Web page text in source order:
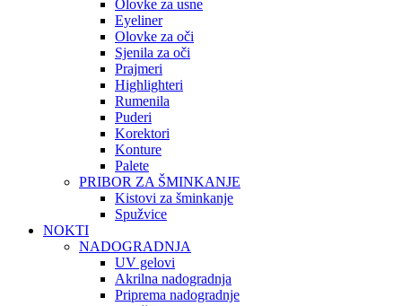
Olovke za usne
Eyeliner
Olovke za oči
Sjenila za oči
Prajmeri
Highlighteri
Rumenila
Puderi
Korektori
Konture
Palete
PRIBOR ZA ŠMINKANJE
Kistovi za šminkanje
Spužvice
NOKTI
NADOGRADNJA
UV gelovi
Akrilna nadogradnja
Priprema nadogradnje